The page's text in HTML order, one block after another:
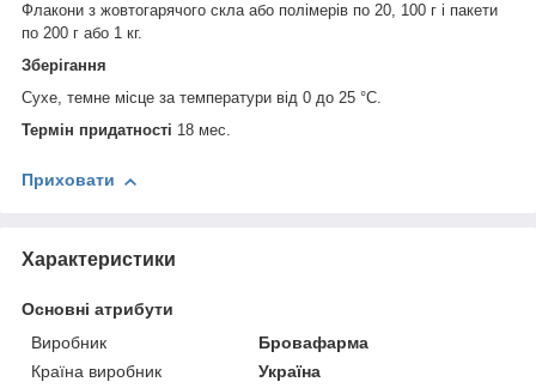
Флакони з жовтогарячого скла або полімерів по 20, 100 г і пакети
по 200 г або 1 кг.
Зберігання
Сухе, темне місце за температури від 0 до 25 °C.
Термін придатності 18 мес.
Приховати
Характеристики
Основні атрибути
Виробник
Бровафарма
Країна виробник
Україна